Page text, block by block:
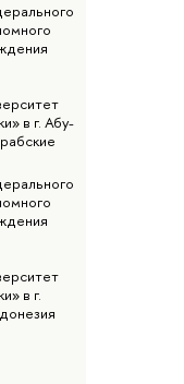
в г. Абу-
в г.